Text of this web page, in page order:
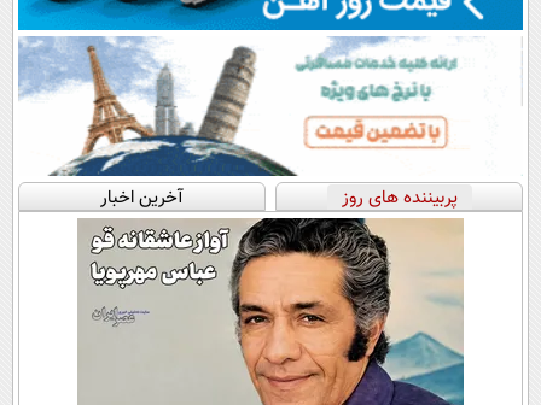
پربیننده های روز آخرین اخبار